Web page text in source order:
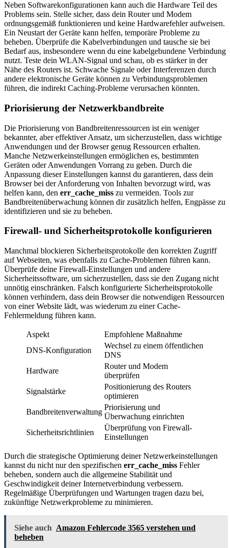
Neben Softwarekonfigurationen kann auch die Hardware Teil des
Problems sein. Stelle sicher, dass dein Router und Modem
ordnungsgemäß funktionieren und keine Hardwarefehler aufweisen.
Ein Neustart der Geräte kann helfen, temporäre Probleme zu
beheben. Überprüfe die Kabelverbindungen und tausche sie bei
Bedarf aus, insbesondere wenn du eine kabelgebundene Verbindung
nutzt. Teste dein WLAN-Signal und schau, ob es stärker in der
Nähe des Routers ist. Schwache Signale oder Interferenzen durch
andere elektronische Geräte können zu Verbindungsproblemen
führen, die indirekt Caching-Probleme verursachen könnten.
Priorisierung der Netzwerkbandbreite
Die Priorisierung von Bandbreitenressourcen ist ein weniger
bekannter, aber effektiver Ansatz, um sicherzustellen, dass wichtige
Anwendungen und der Browser genug Ressourcen erhalten.
Manche Netzwerkeinstellungen ermöglichen es, bestimmten
Geräten oder Anwendungen Vorrang zu geben. Durch die
Anpassung dieser Einstellungen kannst du garantieren, dass dein
Browser bei der Anforderung von Inhalten bevorzugt wird, was
helfen kann, den err_cache_miss zu vermeiden. Tools zur
Bandbreitenüberwachung können dir zusätzlich helfen, Engpässe zu
identifizieren und sie zu beheben.
Firewall- und Sicherheitsprotokolle konfigurieren
Manchmal blockieren Sicherheitsprotokolle den korrekten Zugriff
auf Webseiten, was ebenfalls zu Cache-Problemen führen kann.
Überprüfe deine Firewall-Einstellungen und andere
Sicherheitssoftware, um sicherzustellen, dass sie den Zugang nicht
unnötig einschränken. Falsch konfigurierte Sicherheitsprotokolle
können verhindern, dass dein Browser die notwendigen Ressourcen
von einer Website lädt, was wiederum zu einer Cache-
Fehlermeldung führen kann.
Aspekt
Empfohlene Maßnahme
DNS-Konfiguration
Wechsel zu einem öffentlichen
DNS
Hardware
Router und Modem
überprüfen
Signalstärke
Positionierung des Routers
optimieren
Bandbreitenverwaltung
Priorisierung und
Überwachung einrichten
Sicherheitsrichtlinien
Überprüfung von Firewall-
Einstellungen
Durch die strategische Optimierung deiner Netzwerkeinstellungen
kannst du nicht nur den spezifischen err_cache_miss Fehler
beheben, sondern auch die allgemeine Stabilität und
Geschwindigkeit deiner Internetverbindung verbessern.
Regelmäßige Überprüfungen und Wartungen tragen dazu bei,
zukünftige Netzwerkprobleme zu minimieren.
Siehe auch Amazon Fehlercode 3565 verstehen und
beheben